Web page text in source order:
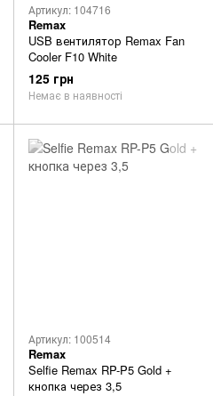
Артикул: 104716
Remax
USB вентилятор Remax Fan
Cooler F10 White
125 грн
Немає в наявності
Артикул: 100514
Remax
Selfie Remax RP-P5 Gold +
кнопка через 3,5